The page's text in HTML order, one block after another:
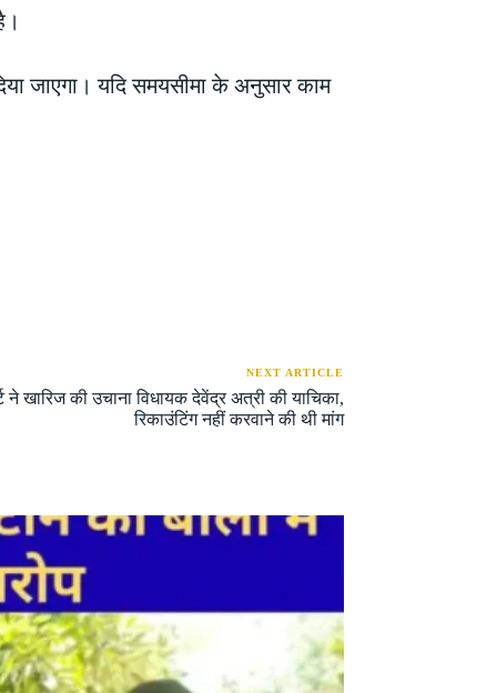
जाएगा। यदि समयसीमा के अनुसार काम
NEXT ARTICLE
ने खारिज की उचाना विधायक देवेंद्र अत्री की याचिका,
रिकाउंटिंग नहीं करवाने की थी मांग